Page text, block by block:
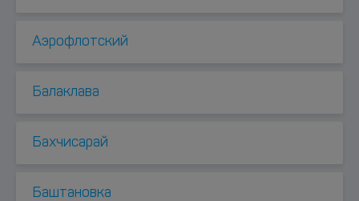
Аэрофлотский
Балаклава
Бахчисарай
Баштановка